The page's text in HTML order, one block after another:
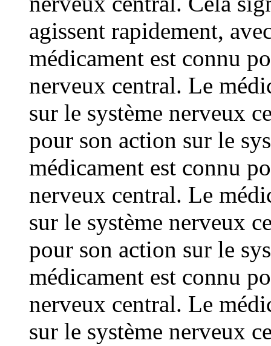
agissent rapidement,
médicament est connu
nerveux central. Le
sur le système nerveux
pour son action sur le
médicament est connu
nerveux central. Le
sur le système nerveux
pour son action sur le
médicament est connu
nerveux central. Le
sur le système nerveux